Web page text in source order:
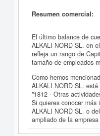
Resumen comercial:
El último balance de
ALKALI NORD SL. en
refleja un rango de
tamaño de empleados
Como hemos
ALKALI NORD SL.
"1812 - Otras
Si quieres conocer más
ALKALI NORD SL. o
ampliado de la